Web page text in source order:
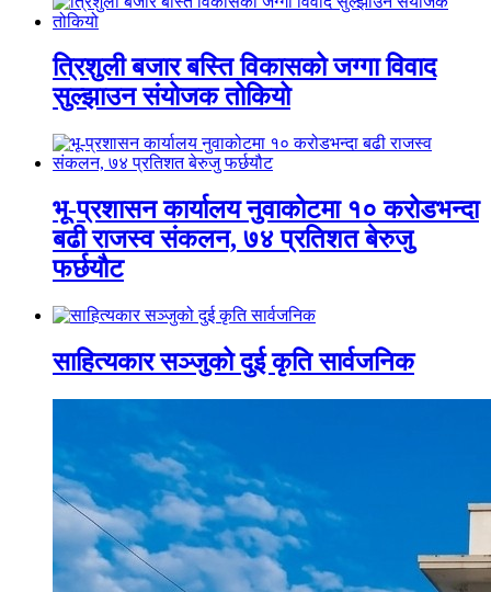
त्रिशुली बजार बस्ति विकासको जग्गा विवाद
सुल्झाउन संयोजक तोकियो
भू-प्रशासन कार्यालय नुवाकोटमा १० करोडभन्दा
बढी राजस्व संकलन, ७४ प्रतिशत बेरुजु
फर्छयौट
साहित्यकार सञ्जुको दुई कृति सार्वजनिक